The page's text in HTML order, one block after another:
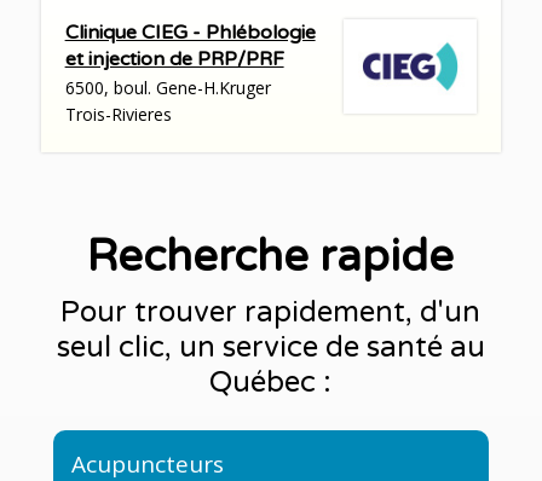
Clinique CIEG - Phlébologie
et injection de PRP/PRF
6500, boul. Gene-H.Kruger
Trois-Rivieres
Recherche rapide
Pour trouver rapidement, d'un
seul clic, un service de santé au
Québec :
Acupuncteurs